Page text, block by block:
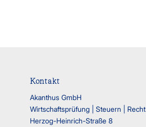
Kontakt
Akanthus GmbH
Wirtschaftsprüfung | Steuern | Recht
Herzog-Heinrich-Straße 8